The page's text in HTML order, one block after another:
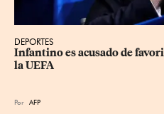
DEPORTES
Infantino es acusado de
la UEFA
Por AFP